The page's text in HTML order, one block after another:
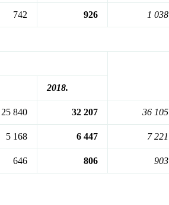
742 926 1 038
2018.
25 840 32 207 36 105
5 168 6 447 7 221
646 806
903